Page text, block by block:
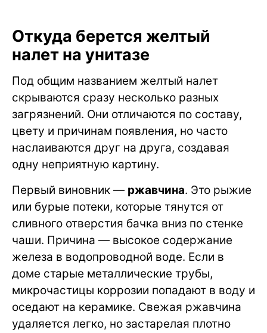
Откуда берется желтый
налет на унитазе
Под общим названием желтый налет
скрываются сразу несколько разных
загрязнений. Они отличаются по составу,
цвету и причинам появления, но часто
наслаиваются друг на друга, создавая
одну неприятную картину.
Первый виновник — ржавчина. Это рыжие
или бурые потеки, которые тянутся от
сливного отверстия бачка вниз по стенке
чаши. Причина — высокое содержание
железа в водопроводной воде. Если в
доме старые металлические трубы,
микрочастицы коррозии попадают в воду и
оседают на керамике. Свежая ржавчина
удаляется легко, но застарелая плотно